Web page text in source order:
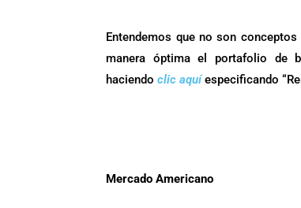
Entendemos que no son
manera óptima el portafolio de
haciendoclic aquí especificando
Mercado Americano